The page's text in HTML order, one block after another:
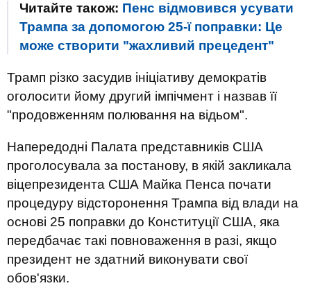
Читайте також: Пенс відмовився усувати
Трампа за допомогою 25-ї поправки: Це
може створити "жахливий прецедент"
Трамп різко засудив ініціативу демократів
оголосити йому другий імпічмент і назвав її
"продовженням полювання на відьом".
Напередодні Палата представників США
проголосувала за постанову, в якій закликала
віцепрезидента США Майка Пенса почати
процедуру відсторонення Трампа від влади на
основі 25 поправки до Конституції США, яка
передбачає такі повноваження в разі, якщо
президент не здатний виконувати свої
обов'язки.